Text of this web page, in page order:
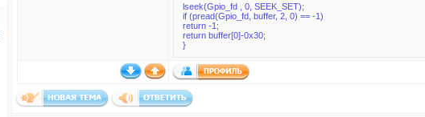
lseek(Gpio_fd , 0, SEEK_SET);
if (pread(Gpio_fd, buffer, 2, 0) == -1)
return -1;
return buffer[0]-0x30;
}